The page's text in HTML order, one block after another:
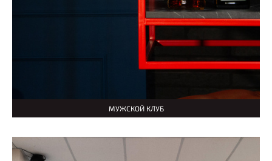
МУЖСКОЙ КЛУБ